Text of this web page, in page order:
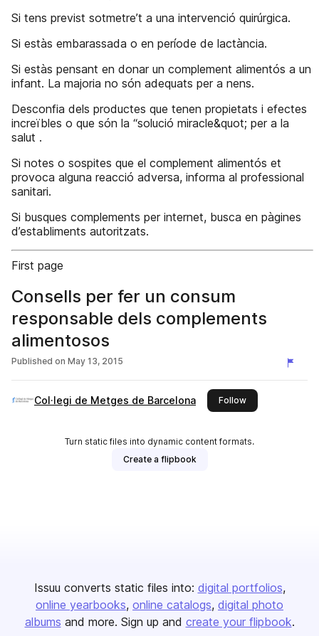
Si tens previst sotmetre’t a una intervenció quirúrgica.
Si estàs embarassada o en període de lactància.
Si estàs pensant en donar un complement alimentós a un
infant. La majoria no són adequats per a nens.
Desconfia dels productes que tenen propietats i efectes
increïbles o que són la “solució miracle&quot; per a la
salut .
Si notes o sospites que el complement alimentós et
provoca alguna reacció adversa, informa al professional
sanitari.
Si busques complements per internet, busca en pàgines
d’establiments autoritzats.
First page
Consells per fer un consum
responsable dels complements
alimentosos
Published on May 13, 2015
Col·legi de Metges de Barcelona Followthis publisher
Turn static files into dynamic content formats.
Create a flipbook
Issuu converts static files into: digital portfolios
online yearbooks online catalogs digital photo
albums and more. Sign up and create your flipbook.